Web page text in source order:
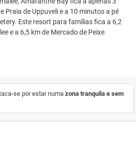
Praia de Uppuveli e a 10 minutos a pé
Este resort para famílias fica a 6,2
e a 6,5 km de Mercado de Peixe.
se por estar numa zona tranquila e sem